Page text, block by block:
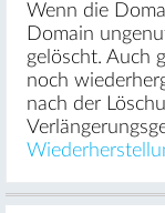
Wenn die
Domain
gelöscht. Auch
noch
nach der